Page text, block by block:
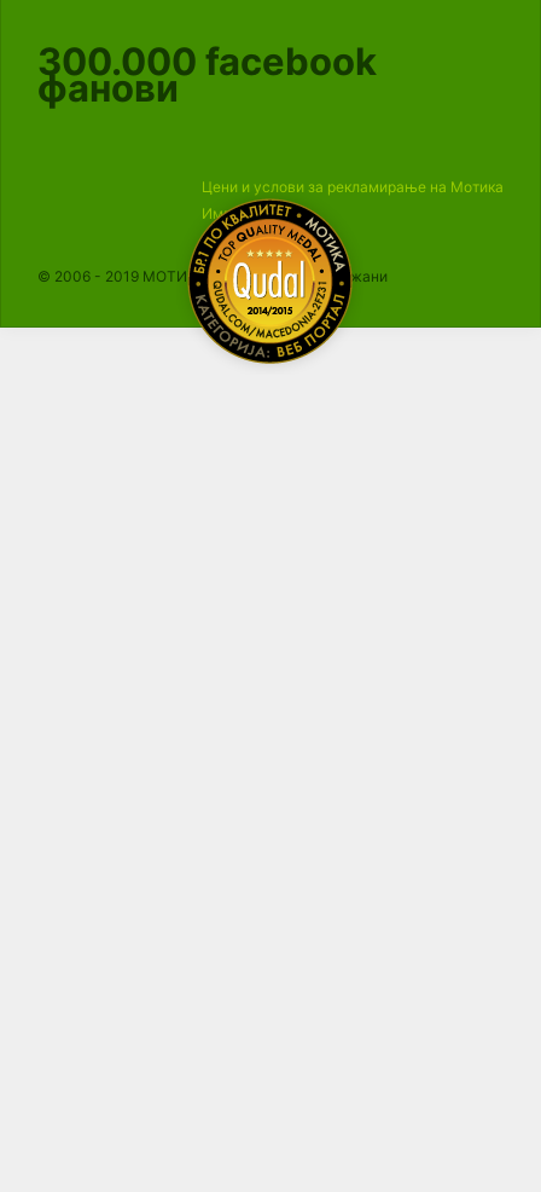
300.000 facebook
фанови
Цени и услови за рекламирање на Мотика
Импресум
© 2006 - 2019 МОТИКА, Сите права се задржани